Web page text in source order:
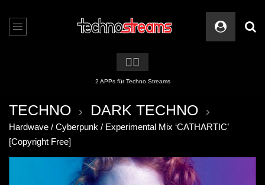
🏳️‍🌈
2 APPs für Techno Streams
TECHNO DARK TECHNO
Hardwave / Cyberpunk / Experimental Mix ‘CATHARTIC’
[Copyright Free]